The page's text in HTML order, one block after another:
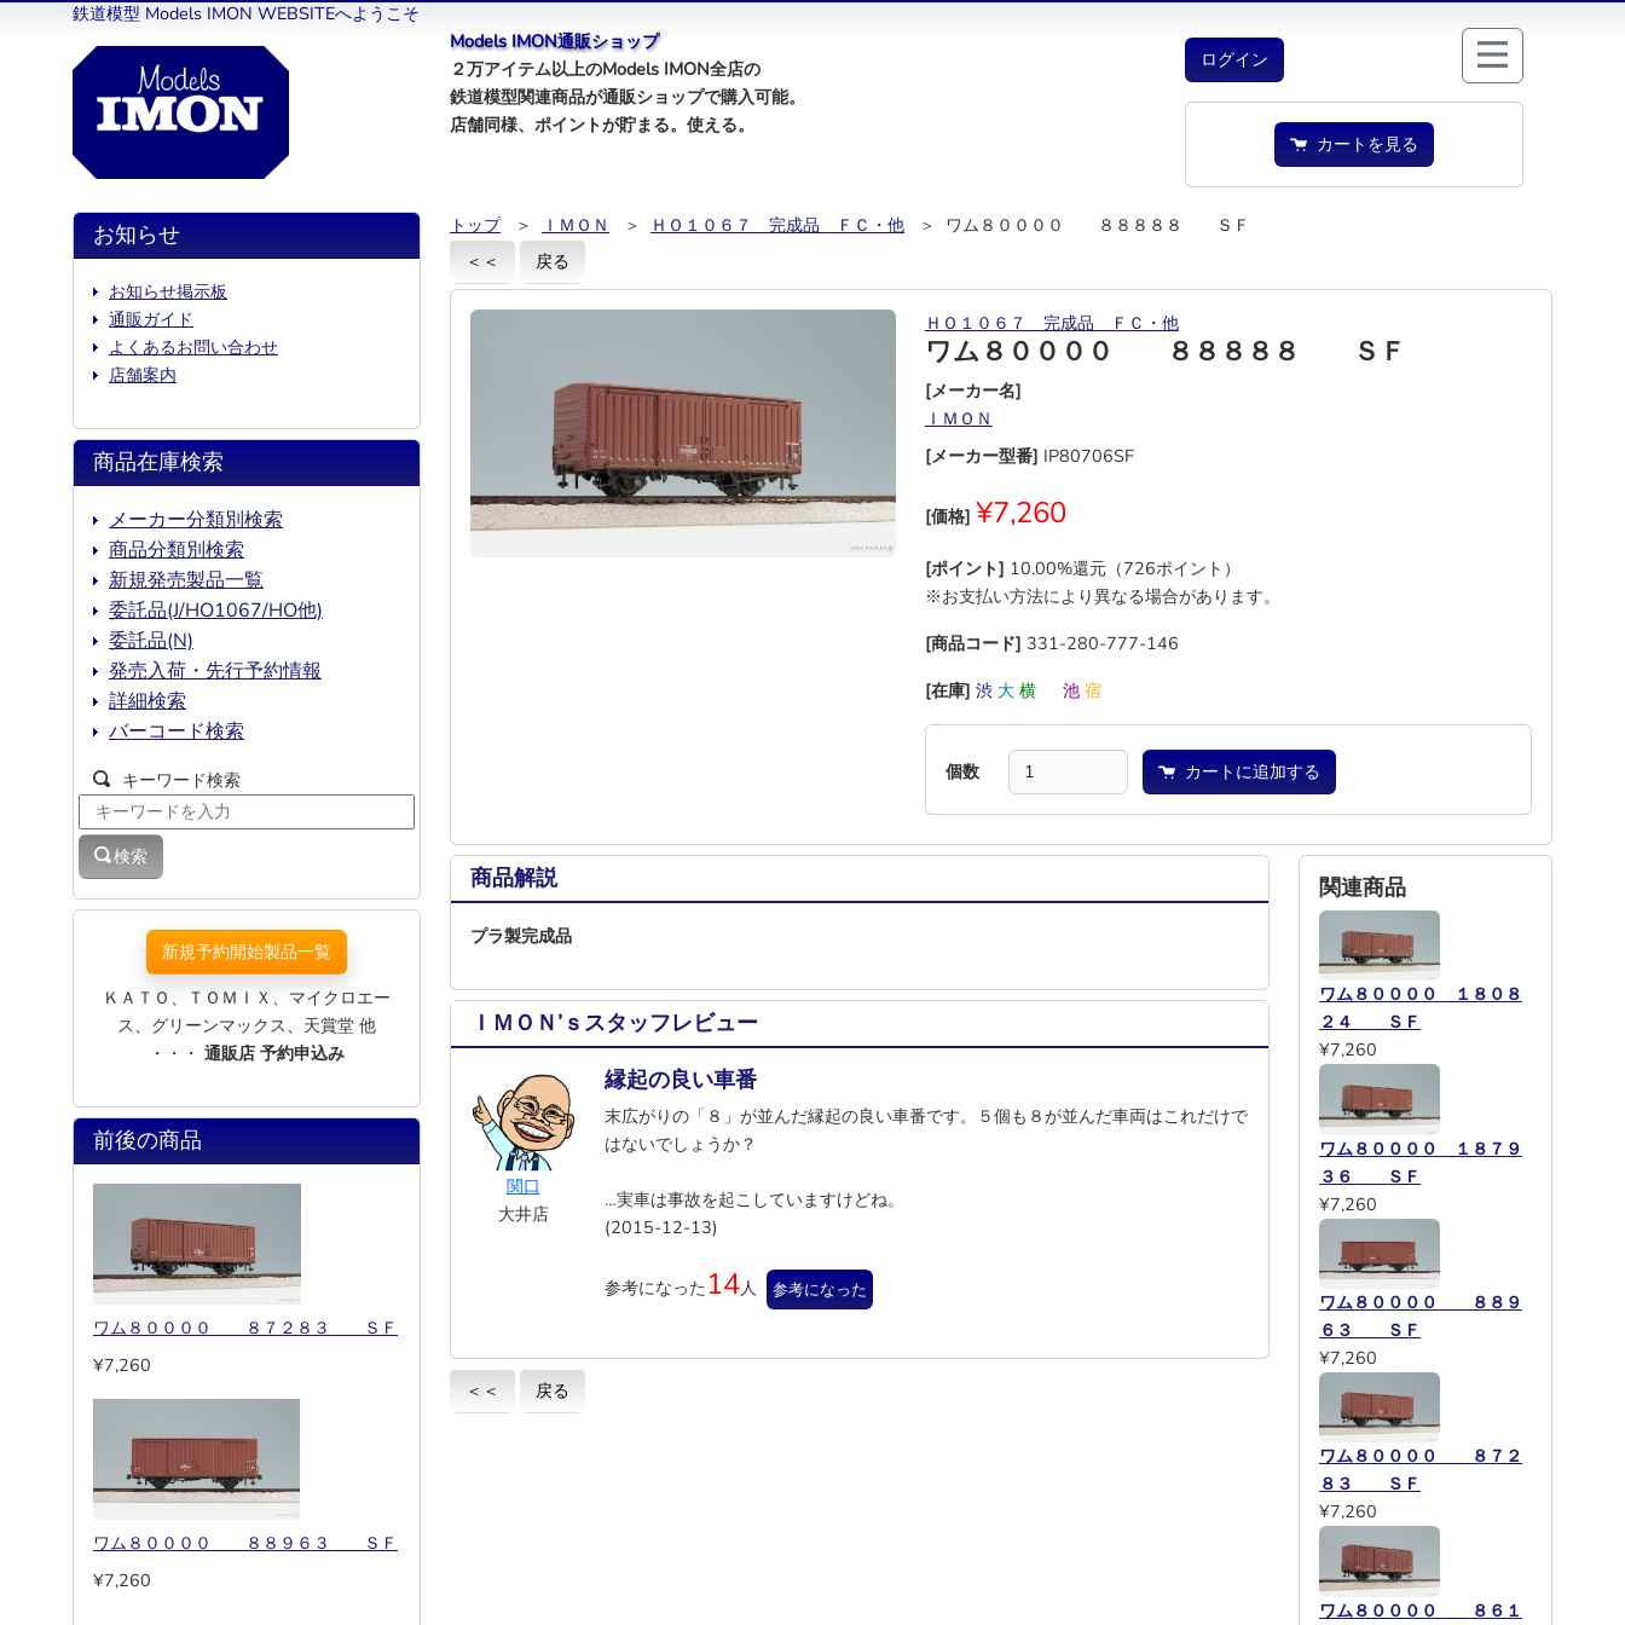
鉄道模型 Models IMON WEBSITEへようこそ
Models IMON通販ショップ
２万アイテム以上のModels IMON全店の
鉄道模型関連商品が通販ショップで購入可能。
店舗同様、ポイントが貯まる。使える。
ログイン
カートを見る
トップ ＞ ＩＭＯＮ ＞ ＨＯ１０６７ 完成品 ＦＣ・他
＞ ワム８００００ ８８８８８ ＳＦ
＜＜
戻る
ＨＯ１０６７ 完成品 ＦＣ・他
ワム８００００ ８８８８８ ＳＦ
[メーカー名]
ＩＭＯＮ
[メーカー型番] IP80706SF
[価格] ¥7,260
[ポイント] 10.00%還元（726ポイント）
※お支払い方法により異なる場合があります。
[商品コード] 331-280-777-146
[在庫] 渋 大 横 池 宿
個数 カートに追加する
商品解説
プラ製完成品
ＩＭＯＮ’ｓスタッフレビュー
関口
大井店
縁起の良い車番
末広がりの「８」が並んだ縁起の良い車番です。５個も８が並んだ車両はこれだけで
はないでしょうか？
…実車は事故を起こしていますけどね。
(2015-12-13)
参考になった 14人 参考になった
＜＜ 戻る
関連商品
ワム８００００ １８０８
２４ ＳＦ
¥7,260
ワム８００００ １８７９
３６ ＳＦ
¥7,260
ワム８００００ ８８９
６３ ＳＦ
¥7,260
ワム８００００ ８７２
８３ ＳＦ
¥7,260
ワム８００００ ８６１
お知らせ
お知らせ掲示板
通販ガイド
よくあるお問い合わせ
店舗案内
商品在庫検索
メーカー分類別検索
商品分類別検索
新規発売製品一覧
委託品(J/HO1067/HO他)
委託品(N)
発売入荷・先行予約情報
詳細検索
バーコード検索
キーワード検索
検索
新規予約開始製品一覧
ＫＡＴＯ、ＴＯＭＩＸ、マイクロエー
ス、グリーンマックス、天賞堂 他
・・・ 通販店 予約申込み
前後の商品
ワム８００００ ８７２８３ ＳＦ
¥7,260
ワム８００００ ８８９６３ ＳＦ
¥7,260